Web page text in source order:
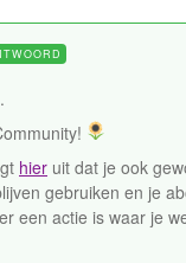
.
hier uit dat je ook
gebruiken en je
een actie is waar je